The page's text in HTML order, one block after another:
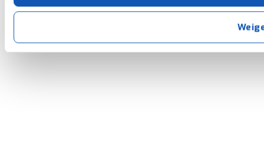
verbeteren. We tonen je graag relevante advertenties
buiten onze website volgt – uiteraard op
. Als je weigert, plaatsen we alleen
kun je later altijd aanpassen via devoorkeurenpagina.